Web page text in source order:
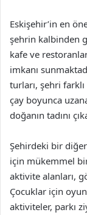
Eskişehir’in en
şehrin kalbinden
kafe ve
imkanı
turları, şehri
çay boyunca
doğanın tadını
Şehirdeki bir diğer
için mükemmel
aktivite alanları,
Çocuklar için
aktiviteler, parkı